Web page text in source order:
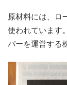
原材料には、ロ
使われています
パーを運営する